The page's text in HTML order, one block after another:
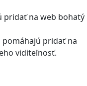
pridať na web bohatý
pomáhajú pridať na
viditeľnosť.